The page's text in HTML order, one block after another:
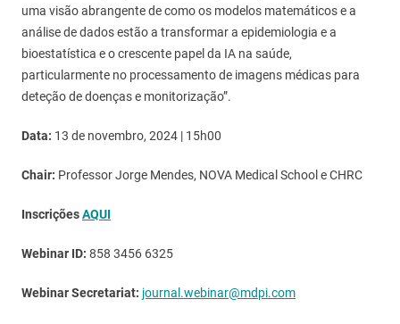
uma visão abrangente de como os modelos matemáticos e a
análise de dados estão a transformar a epidemiologia e a
bioestatística e o crescente papel da IA ​​na saúde,
particularmente no processamento de imagens médicas para
deteção de doenças e monitorização”.
Data: 13 de novembro, 2024 | 15h00
Chair: Professor Jorge Mendes, NOVA Medical School e CHRC
InscriçõesAQUI
Webinar ID: 858 3456 6325
Webinar Secretariat: journal.webinar@mdpi.com